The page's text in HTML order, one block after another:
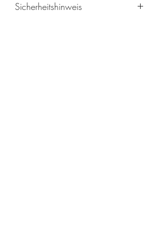
MYWOODYSTYLE
Sicherheitshinweis